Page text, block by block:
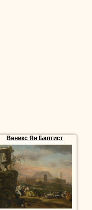
Веникс Ян Баптист